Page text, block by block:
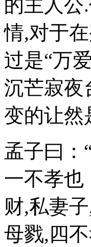
的主人公
情,对于
过是“万
沉芒寂夜
变的让然
孟子曰：
一不孝也
财,私妻
母戮,四